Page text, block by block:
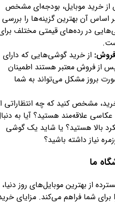
خرید موبایل، بودجه‌ای مشخص
اساس آن بهترین گزینه‌ها را بررسی
در رده‌های قیمتی مختلف
از خرید گوشی‌هایی که دارای
از فروش معتبر هستند اطمینان
بروز مشکل می‌تواند به شما
مشخص کنید که چه انتظاراتی
علاقه‌مند هستید؟ آیا به
بالا هستید؟ یا شاید یک گوشی
نیاز داشته باشید؟
ما
از بهترین موبایل‌های روز دنیا،
شما فراهم می‌کند. مزایای